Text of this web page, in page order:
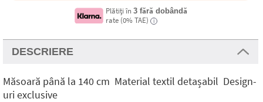
Plătiți în 3 fără dobândă
rate (0% TAE) i
DESCRIERE
Măsoară până la 140 cm Material textil detașabil Design-
uri exclusive